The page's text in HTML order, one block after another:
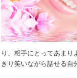
り、相手にとってあま
きり笑いながら話せる自